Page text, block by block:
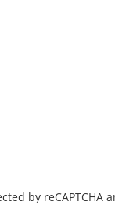
by reCAPTCHA